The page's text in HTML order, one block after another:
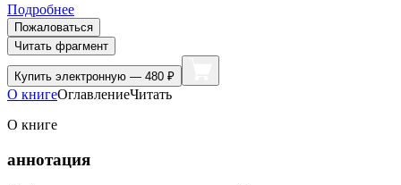
Подробнее
Пожаловаться
Читать фрагмент
Купить электронную — 480 ₽
О книгеОглавлениеЧитать
О книге
аннотация